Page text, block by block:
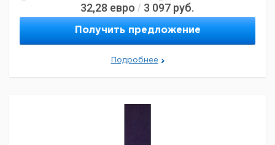
Страна происхождения:
Германия
Страна происхождения:
Гессе
Темп. режим транспортировки:10-50
32,28 евро / 3 097 руб.
Получить предложение
Подробнее